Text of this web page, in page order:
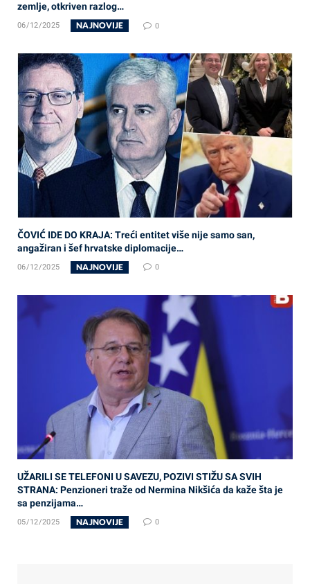
zemlje, otkriven razlog…
06/12/2025 NAJNOVIJE 0
ČOVIĆ IDE DO KRAJA: Treći entitet više nije samo san,
angažiran i šef hrvatske diplomacije…
06/12/2025 NAJNOVIJE 0
UŽARILI SE TELEFONI U SAVEZU, POZIVI STIŽU SA SVIH
STRANA: Penzioneri traže od Nermina Nikšića da kaže šta je
sa penzijama…
05/12/2025 NAJNOVIJE 0